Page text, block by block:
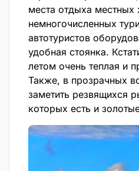
места отдыха местных
немногочисленных
автотуристов
удобная стоянка.
летом очень теплая и
Также, в прозрачных
заметить резвящихся
которых есть и